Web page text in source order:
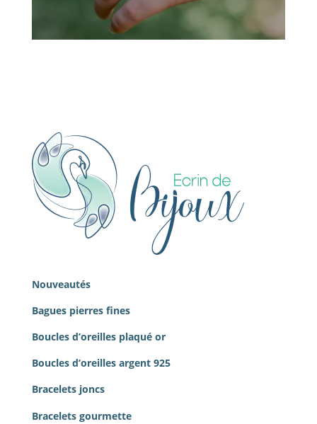
Nouveautés
Bagues pierres fines
Boucles d’oreilles plaqué or
Boucles d’oreilles argent 925
Bracelets joncs
Bracelets gourmette